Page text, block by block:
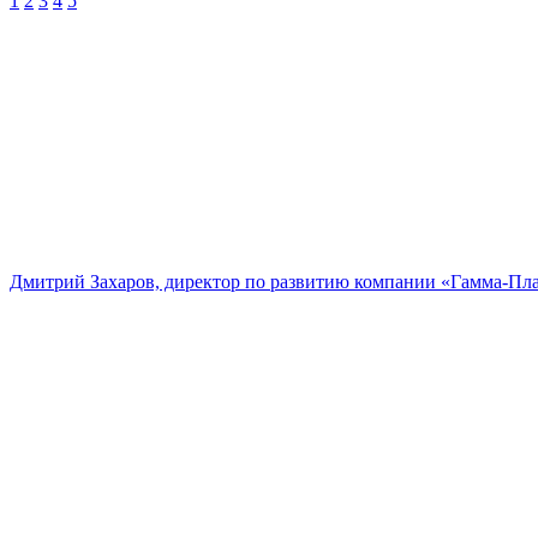
Дмитрий Захаров, директор по развитию компании «Гамма-